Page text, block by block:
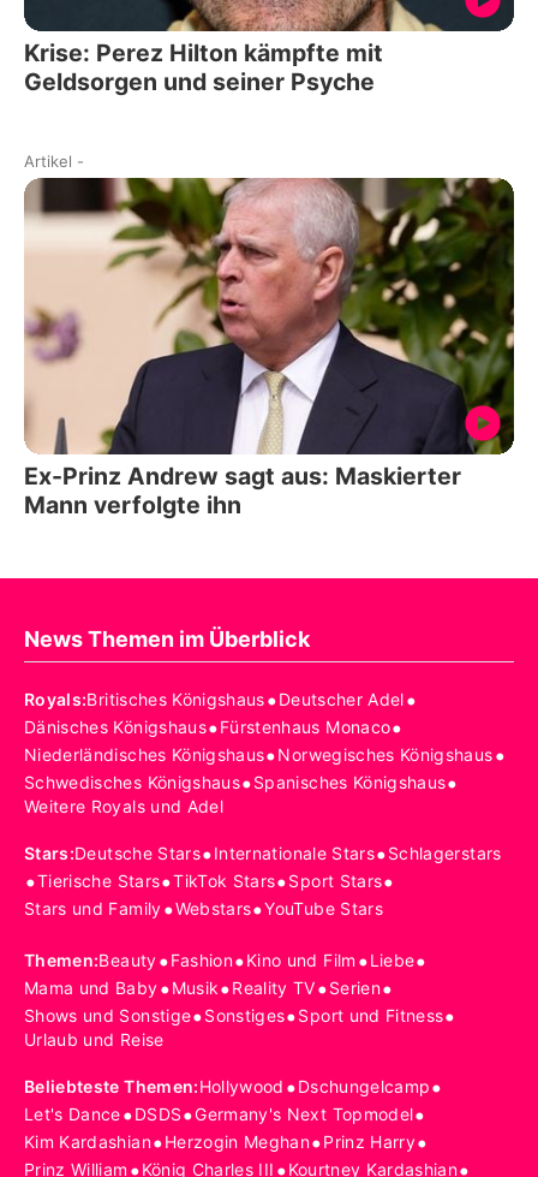
Krise: Perez Hilton kämpfte mit
Geldsorgen und seiner Psyche
Artikel -
Ex-Prinz Andrew sagt aus: Maskierter
Mann verfolgte ihn
News Themen im Überblick
Royals:Britisches Königshaus•Deutscher Adel•
Dänisches Königshaus•Fürstenhaus Monaco•
Niederländisches Königshaus•Norwegisches Königshaus•
Schwedisches Königshaus•Spanisches Königshaus•
Weitere Royals und Adel
Stars:Deutsche Stars•Internationale Stars•Schlagerstars
•Tierische Stars•TikTok Stars•Sport Stars•
Stars und Family•Webstars•YouTube Stars
Themen:Beauty•Fashion•Kino und Film •Liebe•
Mama und Baby•Musik•Reality TV•Serien•
Shows und Sonstige•Sonstiges•Sport und Fitness•
Urlaub und Reise
Beliebteste Themen:Hollywood •Dschungelcamp•
Let's Dance•DSDS•Germany's Next Topmodel•
Kim Kardashian•Herzogin Meghan•Prinz Harry•
Prinz William •König Charles III •Kourtney Kardashian•